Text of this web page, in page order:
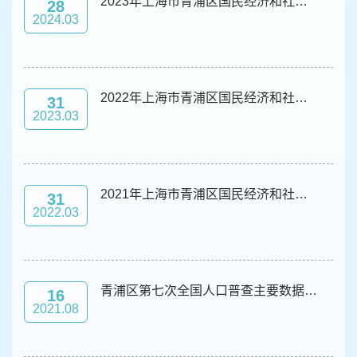
28
2024.03
31
2023.03
2022年上海市青浦区国民经济和社会发展统计公报
31
2022.03
2021年上海市青浦区国民经济和社会发展统计公报
16
2021.08
青浦区第七次全国人口普查主要数据公报[1]（第二号）